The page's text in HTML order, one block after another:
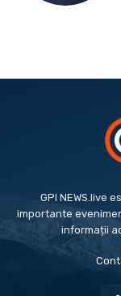
GPI NEWS.live
importante
informații